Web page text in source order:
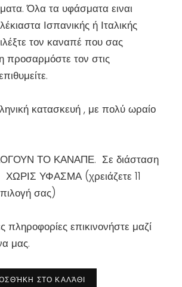
Όλα τα υφάσματα ειναι
Ισπανικής ή Ιταλικής
τον καναπέ που σας
προσαρμόστε τον στις
κατασκευή , με πολύ ωραίο
ΤΟ ΚΑΝΑΠΕ. Σε διάσταση
ΥΦΑΣΜΑ (χρειάζετε 11
σας)
πληροφορίες επικινονήστε μαζί
μας.
ΣΤΟ ΚΑΛΆΘΙ